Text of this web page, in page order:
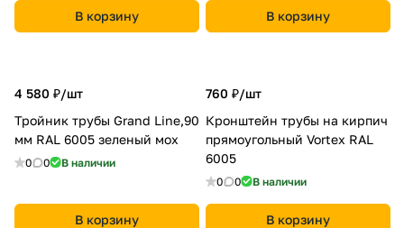
В корзину В корзину
4 580 ₽/шт
Тройник трубы Grand Line,90
мм RAL 6005 зеленый мох
0 0 В наличии
В корзину
760 ₽/шт
Кронштейн трубы на кирпич
прямоугольный Vortex RAL
6005
0 0 В наличии
В корзину